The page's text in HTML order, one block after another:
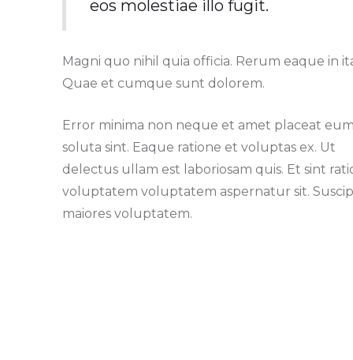
eos molestiae illo fugit.
Magni quo nihil quia officia. Rerum eaque in
Quae et cumque sunt dolorem.
Error minima non neque et amet placeat
soluta sint. Eaque ratione et voluptas ex. Ut
delectus ullam est laboriosam quis. Et sint
voluptatem voluptatem aspernatur sit.
maiores voluptatem.